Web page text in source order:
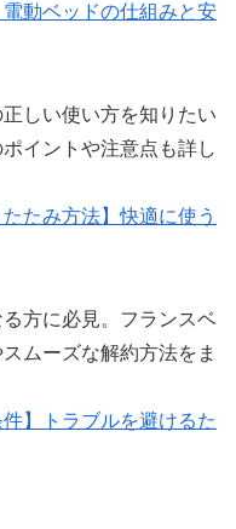
動ベッドの仕組みと安
しい使い方を知りたい
イントや注意点も詳し
たみ方法】快適に使う
方に必見。フランスベ
ムーズな解約方法をま
】トラブルを避けるた